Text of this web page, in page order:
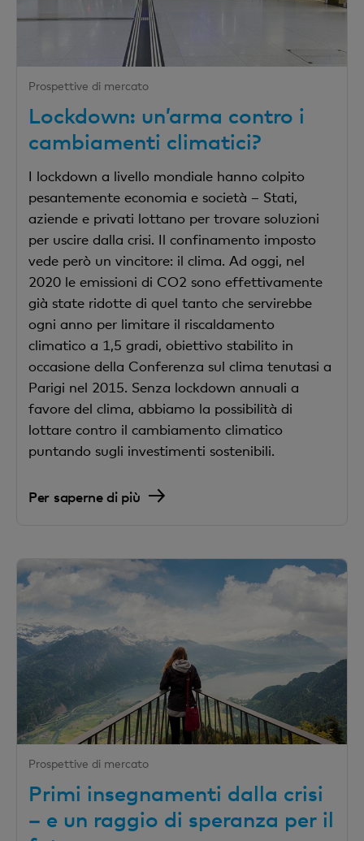
Prospettive di mercato
Lockdown: un’arma contro i
cambiamenti climatici?
I lockdown a livello mondiale hanno colpito
pesantemente economia e società – Stati,
aziende e privati lottano per trovare soluzioni
per uscire dalla crisi. Il confinamento imposto
vede però un vincitore: il clima. Ad oggi, nel
2020 le emissioni di CO2 sono effettivamente
già state ridotte di quel tanto che servirebbe
ogni anno per limitare il riscaldamento
climatico a 1,5 gradi, obiettivo stabilito in
occasione della Conferenza sul clima tenutasi a
Parigi nel 2015. Senza lockdown annuali a
favore del clima, abbiamo la possibilità di
lottare contro il cambiamento climatico
puntando sugli investimenti sostenibili.
Per saperne di più
Prospettive di mercato
Primi insegnamenti dalla crisi
– e un raggio di speranza per il